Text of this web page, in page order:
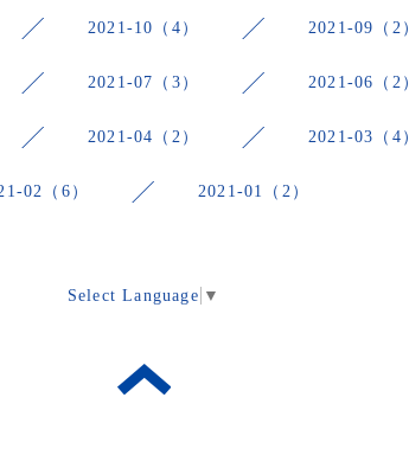
2021-10（4） 2021-09（2
2021-07（3） 2021-06（2
2021-04（2） 2021-03（4
02（6） 2021-01（2）
Select Language ▼